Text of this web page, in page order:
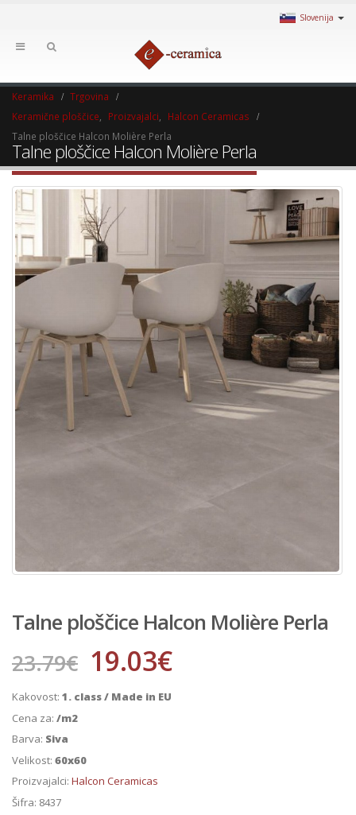
Slovenija
Keramika
Trgovina
Keramične ploščice
Proizvajalci
Halcon Ceramicas
Talne ploščice Halcon Molière Perla
Talne ploščice Halcon Molière Perla
Talne ploščice Halcon Molière Perla
23.79€ 19.03€
Kakovost: 1. class / Made in EU
Cena za: /m2
Barva: Siva
Velikost: 60x60
Proizvajalci: Halcon Ceramicas
Šifra: 8437